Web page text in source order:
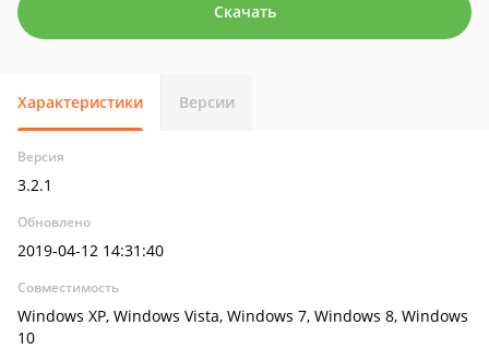
Скачать
Характеристики Версии
Версия
3.2.1
Обновлено
2019-04-12 14:31:40
Совместимость
Windows XP, Windows Vista, Windows 7, Windows 8, Windows
10